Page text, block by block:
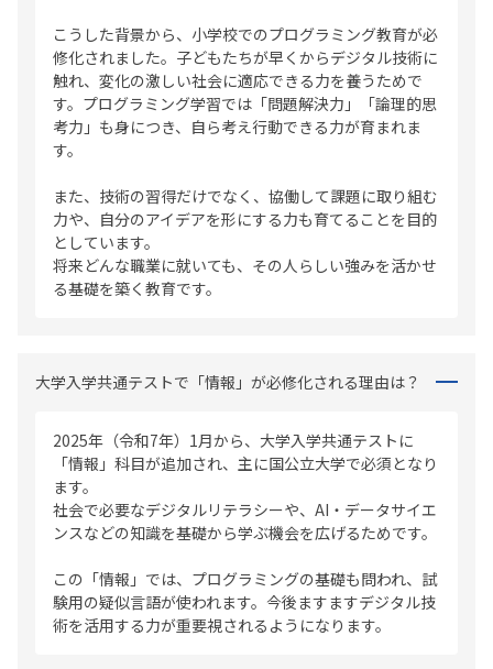
こうした背景から、小学校でのプログラミング教育が必
修化されました。子どもたちが早くからデジタル技術に
触れ、変化の激しい社会に適応できる力を養うためで
す。プログラミング学習では「問題解決力」「論理的思
考力」も身につき、自ら考え行動できる力が育まれま
す。
また、技術の習得だけでなく、協働して課題に取り組む
力や、自分のアイデアを形にする力も育てることを目的
としています。
将来どんな職業に就いても、その人らしい強みを活かせ
る基礎を築く教育です。
大学入学共通テストで「情報」が必修化される理由は？
2025年（令和7年）1月から、大学入学共通テストに
「情報」科目が追加され、主に国公立大学で必須となり
ます。
社会で必要なデジタルリテラシーや、AI・データサイエ
ンスなどの知識を基礎から学ぶ機会を広げるためです。
この「情報」では、プログラミングの基礎も問われ、試
験用の疑似言語が使われます。今後ますますデジタル技
術を活用する力が重要視されるようになります。